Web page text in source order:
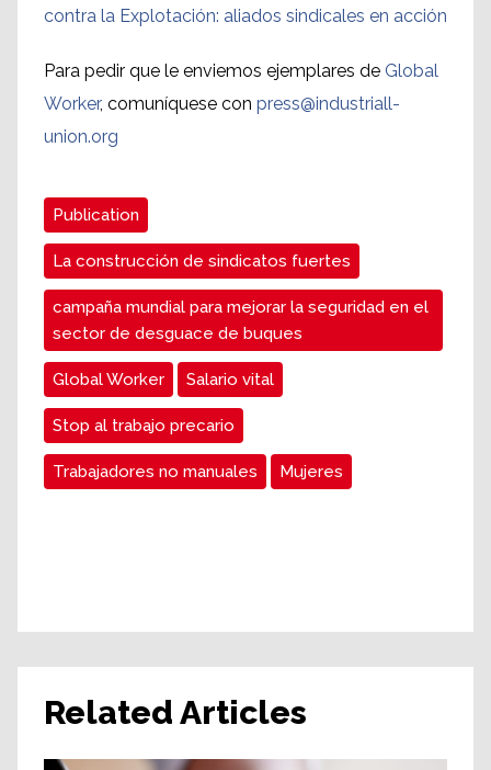
contra la Explotación: aliados sindicales en acción
Para pedir que le enviemos ejemplares de Global
Worker, comuníquese con press@industriall-
union.org
Publication
La construcción de sindicatos fuertes
campaña mundial para mejorar la seguridad en el
sector de desguace de buques
Global Worker Salario vital
Stop al trabajo precario
Trabajadores no manuales Mujeres
Related Articles